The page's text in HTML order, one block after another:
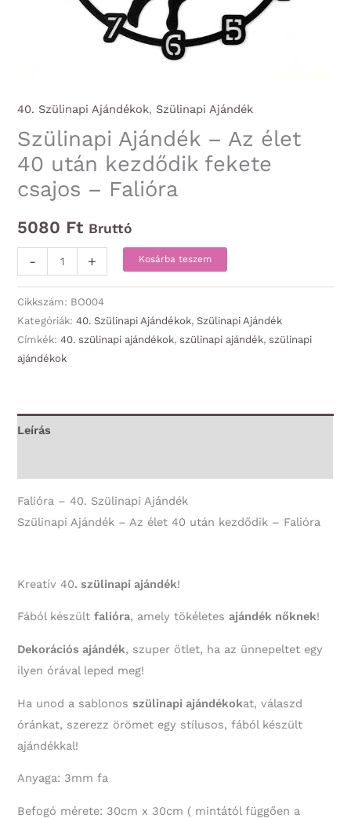
40. Szülinapi Ajándékok, Szülinapi Ajándék
Szülinapi Ajándék – Az élet
40 után kezdődik fekete
csajos – Falióra
5080 Ft Bruttó
-
Szülinapi
Ajándék
-
Az
élet
40
fekete
+ Kosárba teszem
Cikkszám: BO004
Kategóriák:40. Szülinapi Ajándékok,Szülinapi Ajándék
Címkék:40. szülinapi ajándékok,szülinapi ajándék,szülinapi
ajándékok
Leírás
Falióra – 40. Szülinapi Ajándék
Szülinapi Ajándék – Az élet 40 után kezdődik – Falióra
Kreatív 40. szülinapi ajándék!
Fából készültfalióra, amely tökéletesajándék nőknek!
Dekorációs ajándék, szuper ötlet, ha az ünnepeltet egy
ilyen órával leped meg!
Ha unod a sablonosszülinapi ajándékokat, válaszd
óránkat, szerezz örömet egy stílusos, fából készült
ajándékkal!
Anyaga: 3mm fa
Befogó mérete: 30cm x 30cm ( mintától függően a